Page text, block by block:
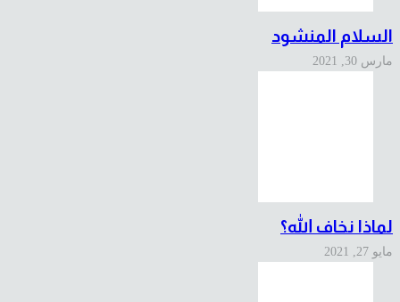
السلام المنشود
مارس 30, 2021
لماذا نخاف الله؟
مايو 27, 2021